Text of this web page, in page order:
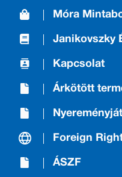
Móra
Janikovszky
Kapcsolat
Árkötött
Foreign
ÁSZF